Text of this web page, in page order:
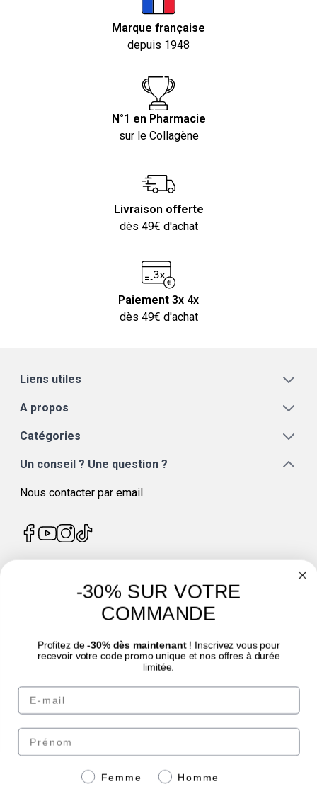
Marque française
depuis 1948
N°1 en Pharmacie
sur le Collagène
Livraison offerte
dès 49€ d'achat
Paiement 3x 4x
dès 49€ d'achat
Liens utiles
A propos
Catégories
Un conseil ? Une question ?
Nous contacter par email
4.7/5
© Laboratoire des GRANIONS 2026 | Paiement sécurisé | *Norme AFNOR NF EN
eafit.com|punch-power.com
Paiement sécurisé avec
-30% SUR VOTRE
COMMANDE
Profitez de -30% dès maintenant! Inscrivez vous pour
recevoir votre code promo unique et nos offres à durée
limitée.
Email
Prénom
GenreFemme Homme